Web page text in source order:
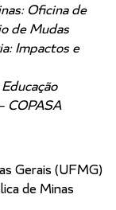
Oficina de
de Mudas
Impactos e
COPASA
Gerais (UFMG)
de Minas